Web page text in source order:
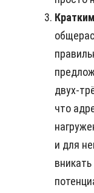
Кратким
двух-
что
и для